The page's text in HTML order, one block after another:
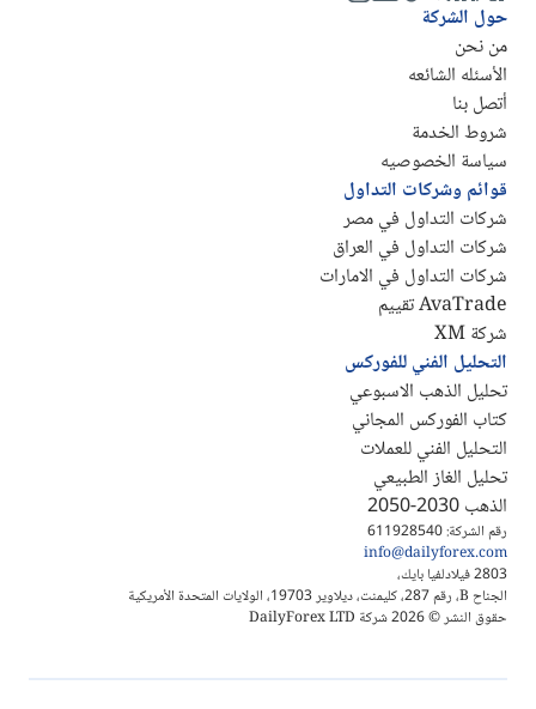
رقم الشركة: 611928540
info@dailyforex.com
2803 فيلادلفيا بايك،
الجناح B، رقم 287، كليمنت، ديلاوير 19703، الولايات المتحدة الأمريكية
حقوق النشر © 2026 شركة DailyForex LTD
حول الشركة
من نحن
الأسئله الشائعه
أتصل بنا
شروط الخدمة
سياسة الخصوصيه
قوائم وشركات التداول
شركات التداول في مصر
شركات التداول في العراق
شركات التداول في الامارات
AvaTrade تقييم
شركة XM
التحليل الفني للفوركس
تحليل الذهب الاسبوعي
كتاب الفوركس المجاني
التحليل الفني للعملات
تحليل الغاز الطبيعي
الذهب 2030-2050